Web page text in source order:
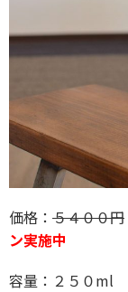
価格： ５４００円
ン実施中
容量：２５０ml